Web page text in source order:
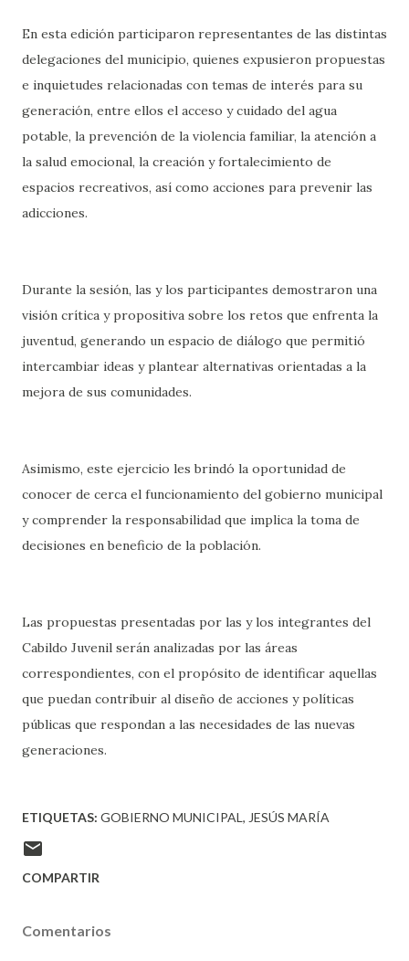
En esta edición participaron representantes de las distintas
delegaciones del municipio, quienes expusieron propuestas
e inquietudes relacionadas con temas de interés para su
generación, entre ellos el acceso y cuidado del agua
potable, la prevención de la violencia familiar, la atención a
la salud emocional, la creación y fortalecimiento de
espacios recreativos, así como acciones para prevenir las
adicciones.
Durante la sesión, las y los participantes demostraron una
visión crítica y propositiva sobre los retos que enfrenta la
juventud, generando un espacio de diálogo que permitió
intercambiar ideas y plantear alternativas orientadas a la
mejora de sus comunidades.
Asimismo, este ejercicio les brindó la oportunidad de
conocer de cerca el funcionamiento del gobierno municipal
y comprender la responsabilidad que implica la toma de
decisiones en beneficio de la población.
Las propuestas presentadas por las y los integrantes del
Cabildo Juvenil serán analizadas por las áreas
correspondientes, con el propósito de identificar aquellas
que puedan contribuir al diseño de acciones y políticas
públicas que respondan a las necesidades de las nuevas
generaciones.
ETIQUETAS: GOBIERNO MUNICIPAL JESÚS MARÍA
COMPARTIR
Comentarios